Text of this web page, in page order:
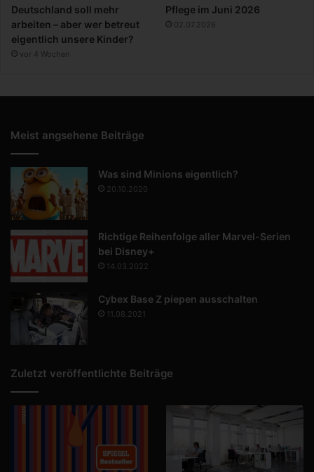
Deutschland soll mehr
arbeiten – aber wer betreut
eigentlich unsere Kinder?
vor 4 Wochen
Pflege im Juni 2026
02.07.2026
Meist angsehene Beiträge
Was sind Minions eigentlich?
20.10.2020
Richtige Reihenfolge aller Marvel-Serien
bei Disney+
14.03.2022
Cybex Base Z piepen ausschalten
11.08.2021
Zuletzt veröffentlichte Beiträge